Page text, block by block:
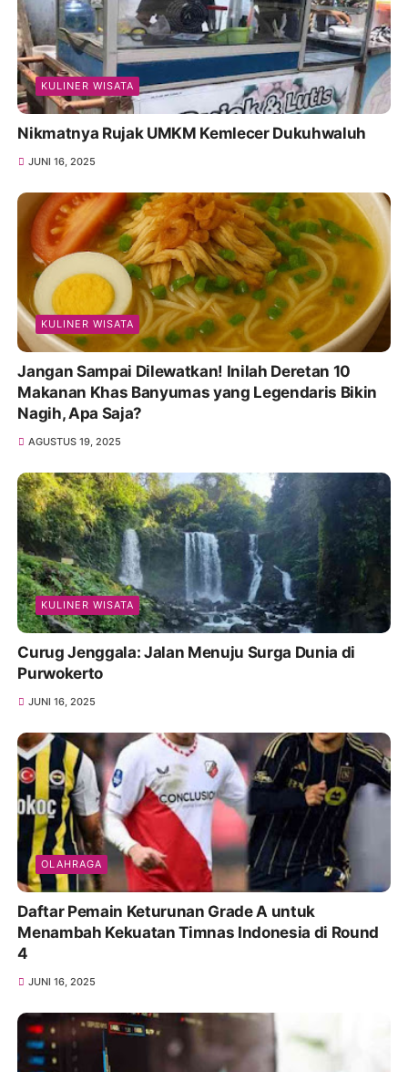
KULINER WISATA
Nikmatnya Rujak UMKM Kemlecer Dukuhwaluh
JUNI 16, 2025
KULINER WISATA
Jangan Sampai Dilewatkan! Inilah Deretan 10
Makanan Khas Banyumas yang Legendaris Bikin
Nagih, Apa Saja?
AGUSTUS 19, 2025
KULINER WISATA
Curug Jenggala: Jalan Menuju Surga Dunia di
Purwokerto
JUNI 16, 2025
OLAHRAGA
Daftar Pemain Keturunan Grade A untuk
Menambah Kekuatan Timnas Indonesia di Round
4
JUNI 16, 2025